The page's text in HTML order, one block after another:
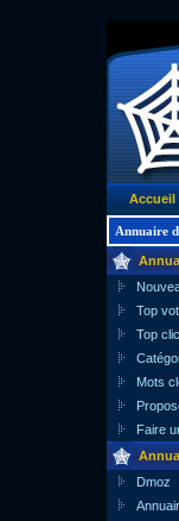
Accueil
Annuaire
Top
Top
Mots
Faire
Dmoz